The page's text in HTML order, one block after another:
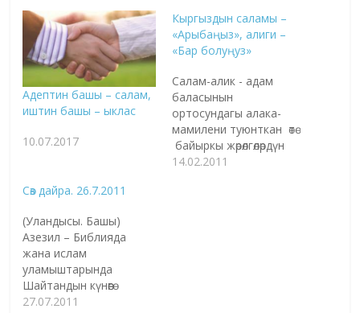
Адептин башы – салам,
иштин башы – ыклас
10.07.2017
Кыргыздын саламы –
«Арыбаңыз», алиги –
«Бар болуңуз»
Салам-алик - адам
баласынын
ортосундагы алака-
мамилени туюнткан өтө
байыркы жөрөлгөлөрдүн
бири. Абалкы адамдар
14.02.2011
Сөз дайра. 26.7.2011
(Уландысы. Башы)
Азезил – Библияда
жана ислам
уламыштарында
Шайтандын күнөөгө
баталек периште
27.07.2011